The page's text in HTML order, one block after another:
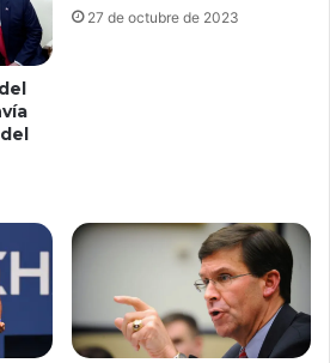
27 de octubre de 2023